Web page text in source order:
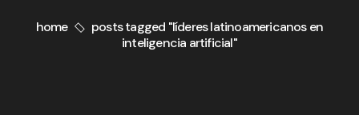
home
posts tagged "líderes latinoamericanos en
inteligencia artificial"